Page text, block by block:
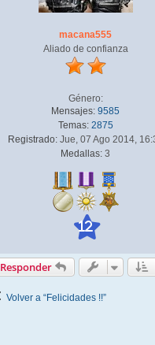
macana555
Aliado de confianza
Género:
Mensajes: 9585
Temas: 2875
Registrado:Jue, 07 Ago 2014,
Medallas: 3
12
Responder
Volver a “Felicidades !!”